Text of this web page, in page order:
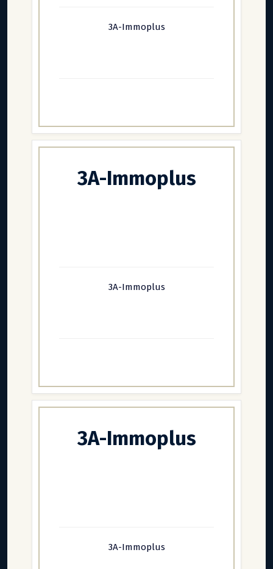
3A-Immoplus
3A-Immoplus
3A-Immoplus
3A-Immoplus
3A-Immoplus